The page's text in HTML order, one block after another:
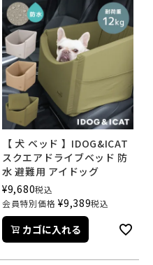
【 犬 ベッド 】IDOG&ICAT
スクエアドライブベッド 防
水 避難用 アイドッグ
¥9,680税込
会員特別価格 ¥9,389税込
カゴに入れる